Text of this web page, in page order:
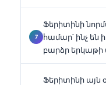
Ֆերիտինի
համար՝ ինչ են
բարձր
Ֆերիտինի այն